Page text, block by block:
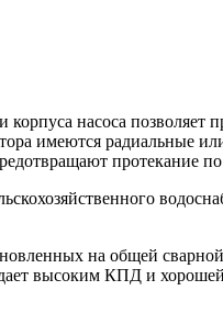
насоса позволяет
имеются радиальные
протекание по
на общей
высоким КПД и